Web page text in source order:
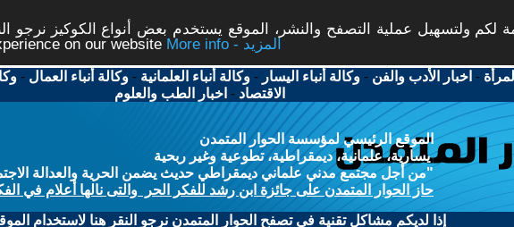
لكم ولتسهيل عملية التصفح والنشر، الموقع يستخدم بعض أنواع الكوكيز نرجو
on our website
More info - المزيد
- اخبار الأدب والفن -وكالة أنباء اليسار -وكالة أنباء العلمانية -وكالة أنباء العمال -
الاقتصاد - اخبار الطب والعلوم
الموقع الرئيسي لمؤسسة الحوار المتمدن
يسارية، علمانية، ديمقراطية، تطوعية وغير ربحية
"من أجل مجتمع مدني علماني ديمقراطي حديث يضمن الحرية والعدالة
حاز الحوار المتمدن على جائزة ابن رشد للفكر الحر والتى نالها أعلام في
إذا لديكم مشاكل تقنية في تصفح الحوار المتمدن نرجو النقر هنا لاستخدام